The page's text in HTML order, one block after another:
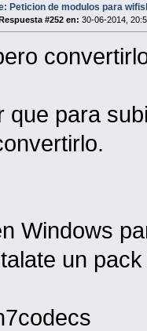
Peticion de modulos para
#252 en: 30-06-2014,
que para
Windows
un